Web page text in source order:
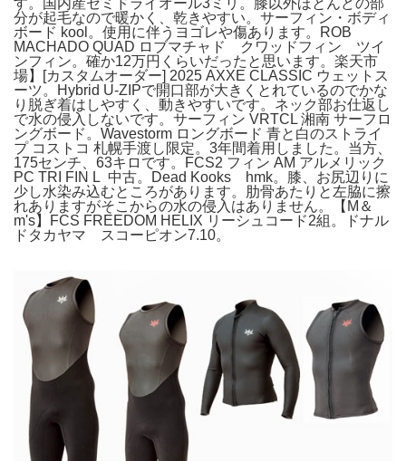
分が起毛なので暖かく、乾きやすい。サーフィン・ボディ
ボード kool。使用に伴うヨゴレや傷あります。ROB
MACHADO QUAD ロブマチャド クワッドフィン ツイ
ンフィン。確か12万円くらいだったと思います。楽天市
場】[カスタムオーダー] 2025 AXXE CLASSIC ウェットス
ーツ。Hybrid U-ZIPで開口部が大きくとれているのでかな
り脱ぎ着はしやすく、動きやすいです。ネック部お仕返し
で水の侵入しないです。サーフィン VRTCL 湘南 サーフロ
ングボード。Wavestorm ロングボード 青と白のストライ
プ コストコ 札幌手渡し限定。3年間着用しました。当方、
175センチ、63キロです。FCS2 フィン AM アルメリック
PC TRI FIN L 中古。Dead Kooks hmk。膝、お尻辺りに
少し水染み込むところがあります。肋骨あたりと左脇に擦
れありますがそこからの水の侵入はありません。【M＆
m's】FCS FREEDOM HELIX リーシュコード2組。ドナル
ドタカヤマ スコーピオン7.10。